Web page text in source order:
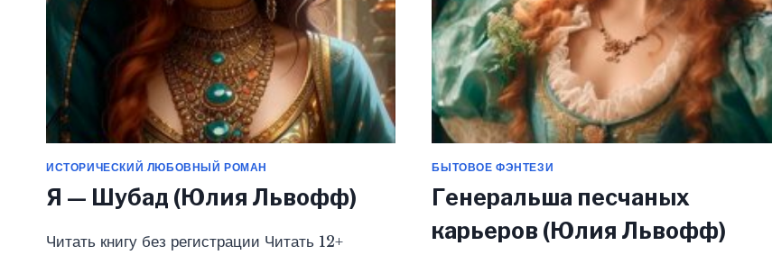
ИСТОРИЧЕСКИЙ ЛЮБОВНЫЙ РОМАН
Я — Шубад (Юлия Львофф)
Читать книгу без регистрации Читать 12+
БЫТОВОЕ ФЭНТЕЗИ
Генеральша песчаных
карьеров (Юлия Львофф)